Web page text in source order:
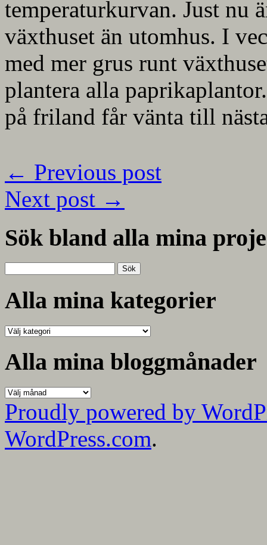
temperaturkurvan. Just nu
växthuset än utomhus. I
med mer grus runt
plantera alla
på friland får vänta till
← Previous post
Next post →
Sök bland alla mina
efter:
Alla mina kategorier
Alla
kategorier
Alla mina bloggmånader
Alla
mina
bloggmånader
Proudly powered by
WordPress.com.